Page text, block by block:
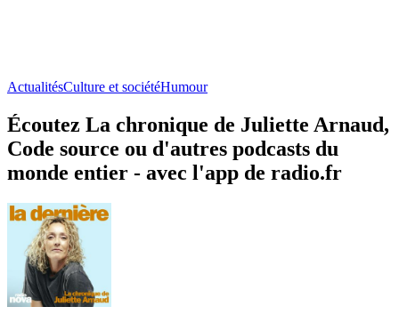
ActualitésCulture et sociétéHumour
Écoutez La chronique de Juliette Arnaud,
Code source ou d'autres podcasts du
monde entier - avec l'app de radio.fr